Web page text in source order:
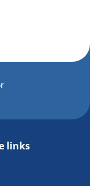
links